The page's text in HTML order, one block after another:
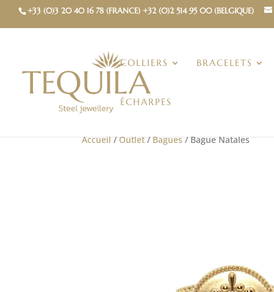
+33 (0)3 20 40 16 78 (FRANCE) +32 (0)2 514 95 00 (BELGIQUE)
COLLIERS BRACELETS
ÉCHARPES
Accueil/Outlet/Bagues/ Bague Natales